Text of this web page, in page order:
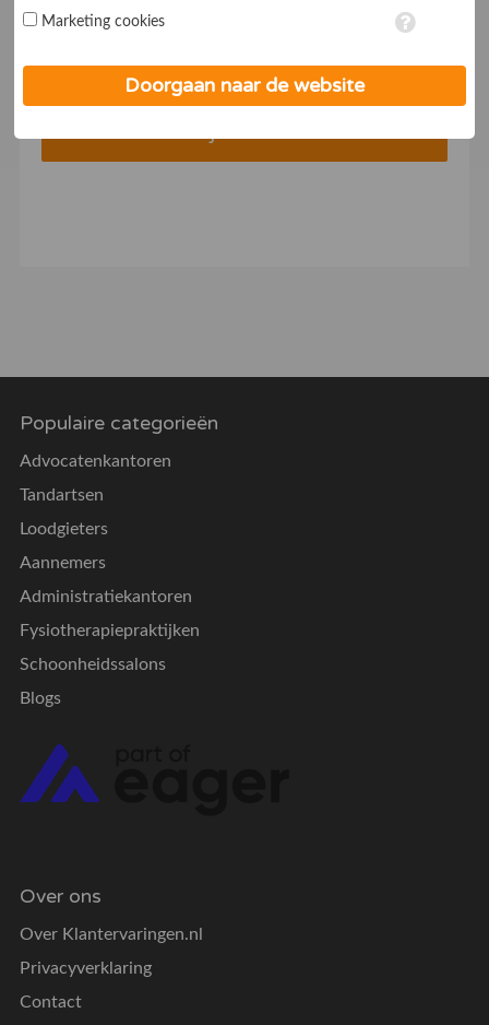
Populaire categorieën
Advocatenkantoren
Tandartsen
Loodgieters
Aannemers
Administratiekantoren
Fysiotherapiepraktijken
Schoonheidssalons
Blogs
Over ons
Over Klantervaringen.nl
Privacyverklaring
Contact
op ieder moment aanpassen in de
. Lees voor meer
Marketing cookies
Doorgaan naar de website